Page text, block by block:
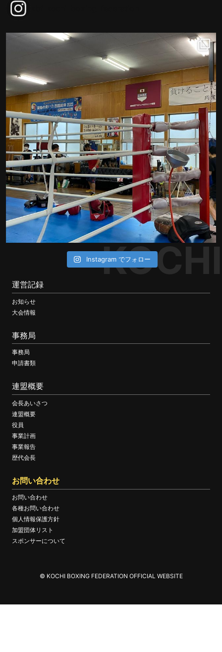
KOCHI
Instagram でフォロー
運営記録
お知らせ
大会情報
事務局
事務局
申請書類
連盟概要
会長あいさつ
連盟概要
役員
事業計画
事業報告
歴代会長
お問い合わせ
お問い合わせ
各種お問い合わせ
個人情報保護方針
加盟団体リスト
スポンサーについて
© KOCHI BOXING FEDERATION OFFICIAL WEBSITE